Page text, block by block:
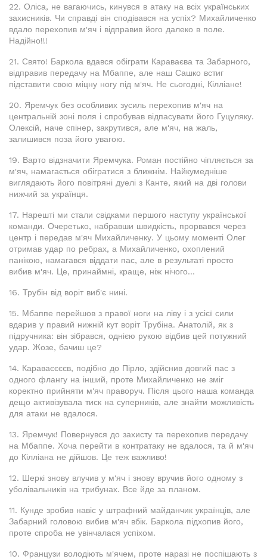
22. Оліса, не вагаючись, кинувся в атаку на всіх українських
захисників. Чи справді він сподівався на успіх? Михайличенко
вдало перехопив м'яч і відправив його далеко в поле.
Надійно!!!
21. Свято! Баркола вдався обіграти Караваєва та Забарного,
відправив передачу на Мбаппе, але наш Сашко встиг
підставити свою міцну ногу під м'яч. Не сьогодні, Кілліане!
20. Яремчук без особливих зусиль перехопив м'яч на
центральній зоні поля і спробував відпасувати його Гуцуляку.
Олексій, наче спінер, закрутився, але м'яч, на жаль,
залишився поза його увагою.
19. Варто відзначити Яремчука. Роман постійно чіпляється за
м'яч, намагається обігратися з ближнім. Найкумедніше
виглядають його повітряні дуелі з Канте, який на дві голови
нижчий за українця.
17. Нарешті ми стали свідками першого наступу української
команди. Очеретько, набравши швидкість, прорвався через
центр і передав м'яч Михайличенку. У цьому моменті Олег
отримав удар по ребрах, а Михайличенко, охоплений
панікою, намагався віддати пас, але в результаті просто
вибив м'яч. Це, принаймні, краще, ніж нічого...
16. Трубін від воріт виб'є нині.
15. Мбаппе перейшов з правої ноги на ліву і з усієї сили
вдарив у правий нижній кут воріт Трубіна. Анатолій, як з
підручника: він зібрався, однією рукою відбив цей потужний
удар. Жозе, бачиш це?
14. Караваєєєєв, подібно до Пірло, здійснив довгий пас з
одного флангу на інший, проте Михайличенко не зміг
коректно прийняти м'яч праворуч. Після цього наша команда
дещо активізувала тиск на суперників, але знайти можливість
для атаки не вдалося.
13. Яремчук! Повернувся до захисту та перехопив передачу
на Мбаппе. Хоча перейти в контратаку не вдалося, та й м'яч
до Кілліана не дійшов. Це теж важливо!
12. Шеркі знову влучив у м'яч і знову вручив його одному з
уболівальників на трибунах. Все йде за планом.
11. Кунде зробив навіс у штрафний майданчик українців, але
Забарний головою вибив м'яч вбік. Баркола підхопив його,
проте спроба не увінчалася успіхом.
10. Французи володіють м'ячем, проте наразі не поспішають з